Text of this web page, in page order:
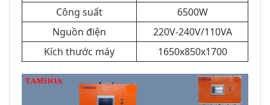
Công suất
6500W
Nguồn điện
220V-240V/110VA
Kích thước máy
1650x850x1700